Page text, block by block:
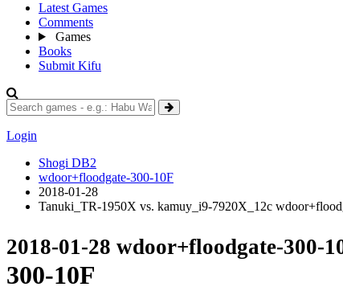
Latest Games
Comments
Games
Books
Submit Kifu
Login
Shogi DB2
wdoor+floodgate-300-10F
2018-01-28
Tanuki_TR-1950X vs. kamuy_i9-7920X_12c
2018-01-28 wdoor+floodgate-300-
300-10F